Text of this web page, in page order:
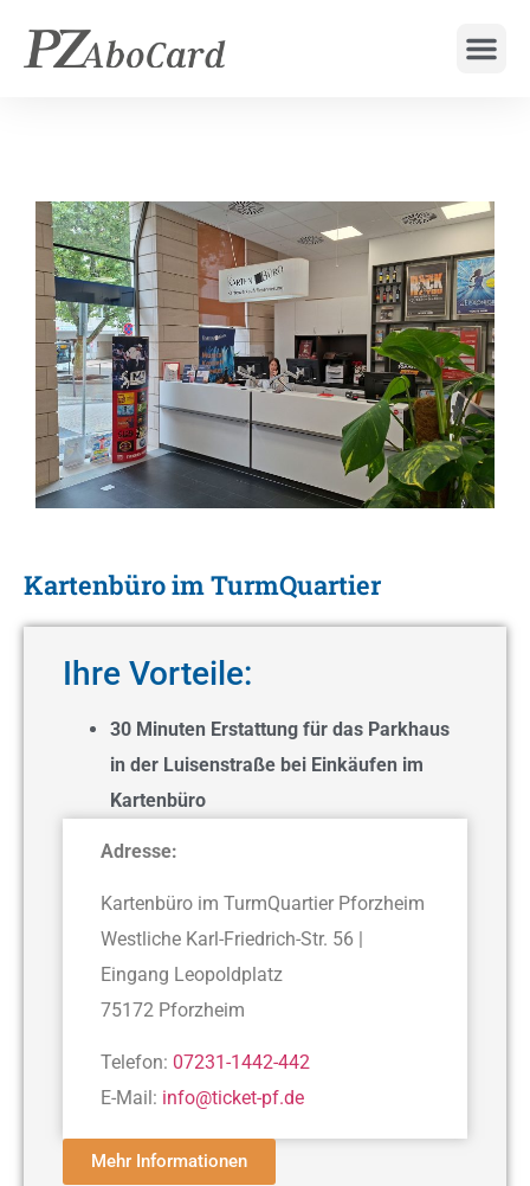
Kartenbüro im TurmQuartier
Ihre Vorteile:
30 Minuten Erstattung für das Parkhaus
in der Luisenstraße bei Einkäufen im
Kartenbüro
Adresse:
Kartenbüro im TurmQuartier Pforzheim
Westliche Karl-Friedrich-Str. 56 |
Eingang Leopoldplatz
75172 Pforzheim
Telefon: 07231-1442-442
E-Mail: info@ticket-pf.de
Mehr Informationen